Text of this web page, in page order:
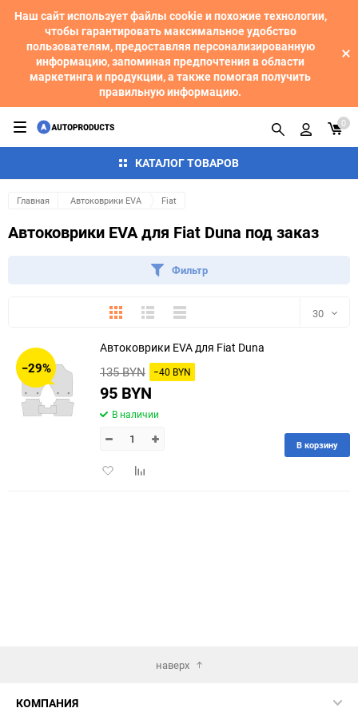
Наш сайт использует файлы cookie и похожие технологии,
чтобы гарантировать максимальное удобство
пользователям, предоставляя персонализированную
информацию, запоминая предпочтения в области
маркетинга и продукции, а также помогая получить
правильную информацию.
КАТАЛОГ ТОВАРОВ
0
Главная Автоковрики EVA Fiat
Автоковрики EVA для Fiat Duna под заказ
Фильтр
ПлиткаПодробноКомпактно 30
150
−29%
Автоковрики EVA для Fiat Duna
135 BYN −40 BYN
95 BYN
В наличии
ДобавитьДобавить
В корзину
наверх
КОМПАНИЯ